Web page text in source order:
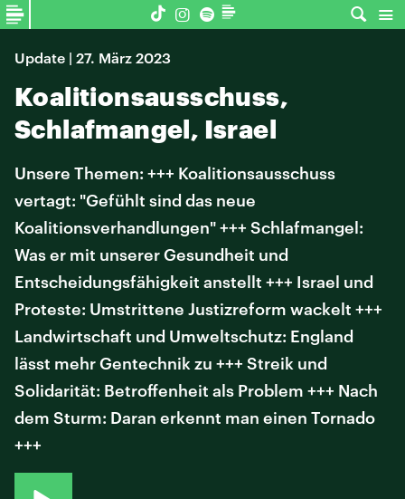
Update | 27. März 2023
Koalitionsausschuss,
Schlafmangel, Israel
Unsere Themen: +++ Koalitionsausschuss
vertagt: "Gefühlt sind das neue
Koalitionsverhandlungen" +++ Schlafmangel:
Was er mit unserer Gesundheit und
Entscheidungsfähigkeit anstellt +++ Israel und
Proteste: Umstrittene Justizreform wackelt +++
Landwirtschaft und Umweltschutz: England
lässt mehr Gentechnik zu +++ Streik und
Solidarität: Betroffenheit als Problem +++ Nach
dem Sturm: Daran erkennt man einen Tornado
+++